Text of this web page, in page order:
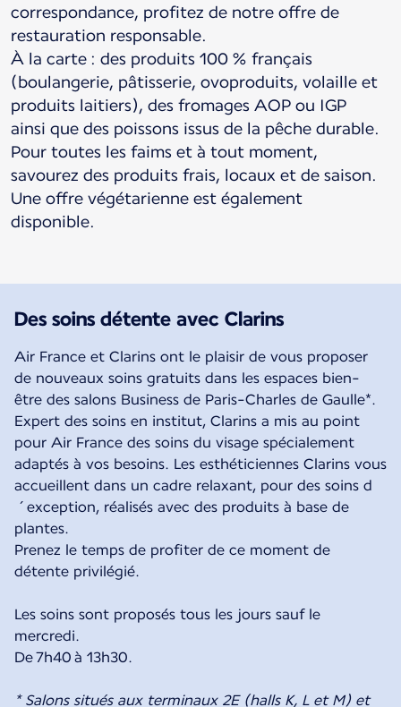
correspondance, profitez de notre offre de
restauration responsable.
À la carte : des produits 100 % français
(boulangerie, pâtisserie, ovoproduits, volaille et
produits laitiers), des fromages AOP ou IGP
ainsi que des poissons issus de la pêche durable.
Pour toutes les faims et à tout moment,
savourez des produits frais, locaux et de saison.
Une offre végétarienne est également
disponible.
Des soins détente avec Clarins
Air France et Clarins ont le plaisir de vous proposer
de nouveaux soins gratuits dans les espaces bien-
être des salons Business de Paris-Charles de Gaulle*.
Expert des soins en institut, Clarins a mis au point
pour Air France des soins du visage spécialement
adaptés à vos besoins. Les esthéticiennes Clarins vous
accueillent dans un cadre relaxant, pour des soins d
´exception, réalisés avec des produits à base de
plantes.
Prenez le temps de profiter de ce moment de
détente privilégié.
Les soins sont proposés tous les jours sauf le
mercredi.
De 7h40 à 13h30.
* Salons situés aux terminaux 2E (halls K, L et M) et